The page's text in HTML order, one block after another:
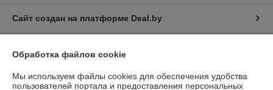
Сайт создан на платформе Deal.by
Информация для покупателя
Юридическое лицо:Общество с ограниченной ответственностью
“Трейдхаб”
Обработка файлов cookie
Мы используем файлы cookies для обеспечения удобства
пользователей портала и предоставления персональных